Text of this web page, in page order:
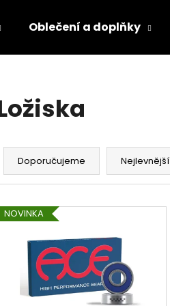
Oblečení a doplňky
Ř
Doporučujeme Nejlevnější
NOVINKA